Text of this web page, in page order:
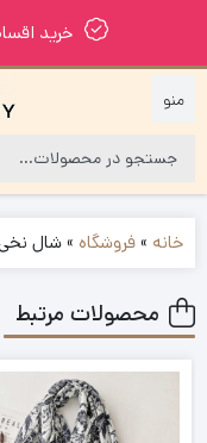
خرید
خانه »فروشگاه »شال نخی کد
محصولات مرتبط